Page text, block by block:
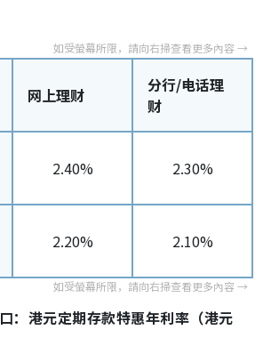
网上理财
分行/电话理
财
2.40% 2.30%
2.20% 2.10%
：港元定期存款特惠年利率（港元